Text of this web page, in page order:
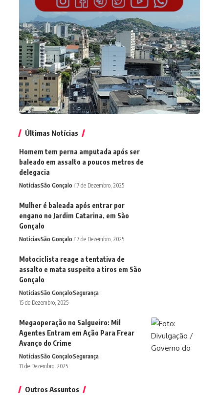
Últimas Notícias
Homem tem perna amputada após ser
baleado em assalto a poucos metros de
delegacia
NoticiasSão Gonçalo 17 de Dezembro, 2025
Mulher é baleada após entrar por
engano no Jardim Catarina, em São
Gonçalo
NoticiasSão Gonçalo 17 de Dezembro, 2025
Motociclista reage a tentativa de
assalto e mata suspeito a tiros em São
Gonçalo
NoticiasSão GonçaloSegurança
15 de Dezembro, 2025
Megaoperação no Salgueiro: Mil
Agentes Entram em Ação Para Frear
Avanço do Crime
NoticiasSão GonçaloSegurança
11 de Dezembro, 2025
Outros Assuntos